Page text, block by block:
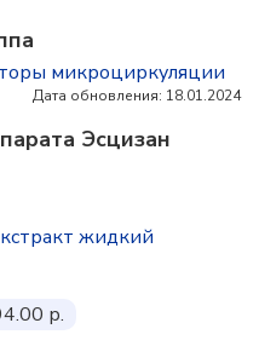
микроциркуляции
Дата обновления: 18.01.2024
Эсцизан
жидкий
р.